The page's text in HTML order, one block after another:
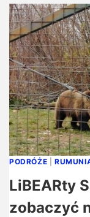
PODRÓŻE
LiBEARty
zobaczyć